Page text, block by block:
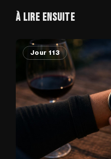
À LIRE ENSUITE
Jour 113